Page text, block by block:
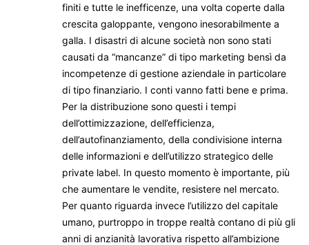
finiti e tutte le inefficenze, una volta coperte dalla
crescita galoppante, vengono inesorabilmente a
galla. I disastri di alcune società non sono stati
causati da “mancanze” di tipo marketing bensì da
incompetenze di gestione aziendale in particolare
di tipo finanziario. I conti vanno fatti bene e prima.
Per la distribuzione sono questi i tempi
dell’ottimizzazione, dell’efficienza,
dell’autofinanziamento, della condivisione interna
delle informazioni e dell’utilizzo strategico delle
private label. In questo momento è importante, più
che aumentare le vendite, resistere nel mercato.
Per quanto riguarda invece l’utilizzo del capitale
umano, purtroppo in troppe realtà contano di più gli
anni di anzianità lavorativa rispetto all’ambizione